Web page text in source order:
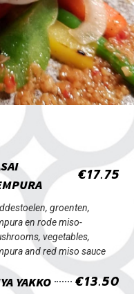
€17.75
groenten,
en rode miso-
vegetables,
and red miso sauce
YAKKO €13.50